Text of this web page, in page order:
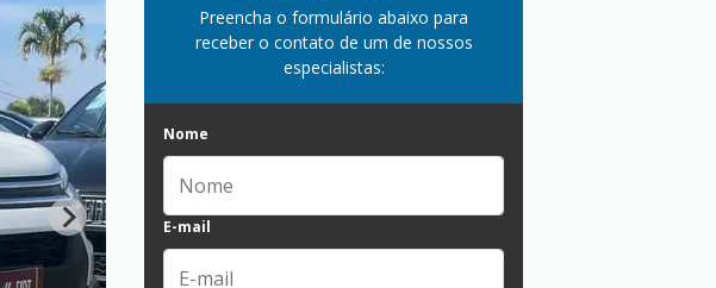
Preencha o formulário abaixo para
receber o contato de um de nossos
especialistas:
Nome
E-mail